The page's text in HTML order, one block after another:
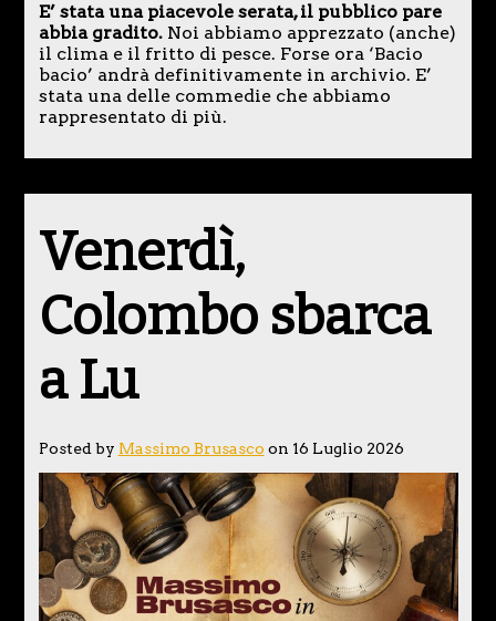
E’ stata una piacevole serata, il pubblico pare
abbia gradito.Noi abbiamo apprezzato (anche)
il clima e il fritto di pesce. Forse ora ‘Bacio
bacio’ andrà definitivamente in archivio. E’
stata una delle commedie che abbiamo
rappresentato di più.
Venerdì,
Colombo sbarca
a Lu
Posted by Massimo Brusasco on 16 Luglio 2026